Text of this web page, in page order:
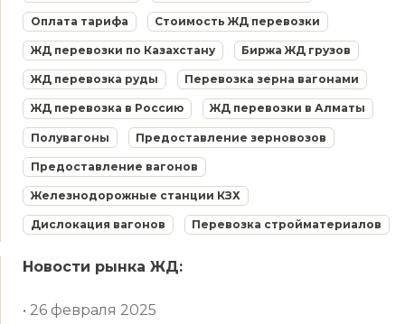
Оплата тарифа Стоимость ЖД перевозки
ЖД перевозки по Казахстану Биржа ЖД грузов
ЖД перевозка руды Перевозка зерна вагонами
ЖД перевозка в Россию ЖД перевозки в Алматы
Полувагоны Предоставление зерновозов
Предоставление вагонов
Железнодорожные станции КЗХ
Дислокация вагонов Перевозка стройматериалов
Новости рынка ЖД:
• 26 февраля 2025